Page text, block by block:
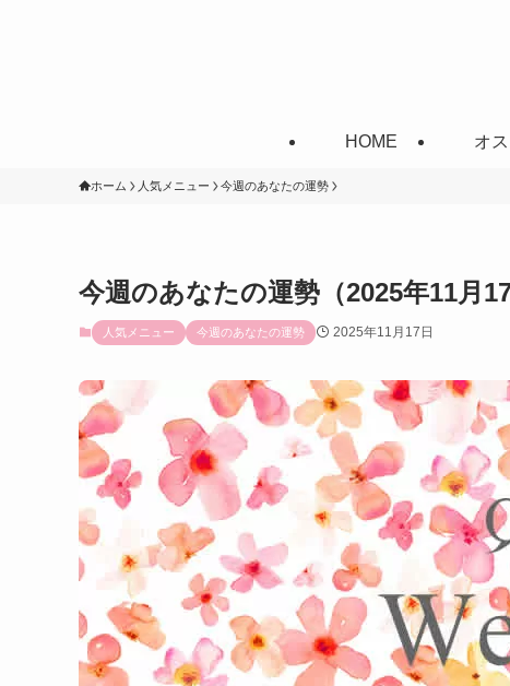
HOME オ
ホーム 人気メニュー 今週のあなたの運勢
今週のあなたの運勢（2025年11月17
人気メニュー 今週のあなたの運勢 2025年11月17日